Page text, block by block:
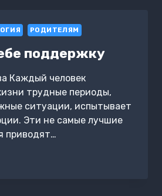
РОДИТЕЛЯМ
поддержку
Каждый человек
трудные периоды,
ситуации, испытывает
Эти не самые лучшие
приводят…